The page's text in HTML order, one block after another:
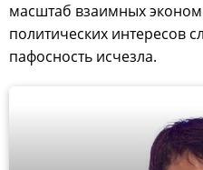
масштаб взаимных
политических интересов
пафосность исчезла.